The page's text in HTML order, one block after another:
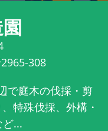
308
で庭木の伐採・剪
特殊伐採、外構・
...